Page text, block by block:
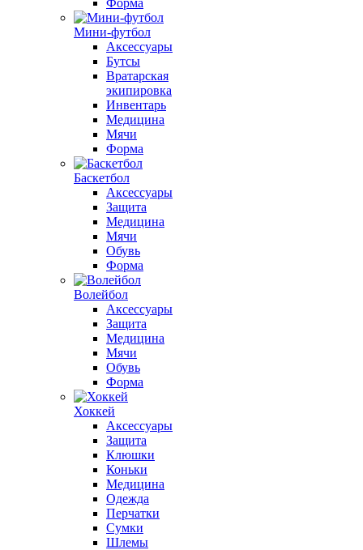
Форма
Мини-футбол
Аксессуары
Бутсы
Вратарская
экипировка
Инвентарь
Медицина
Мячи
Форма
Баскетбол
Аксессуары
Защита
Медицина
Мячи
Обувь
Форма
Волейбол
Аксессуары
Защита
Медицина
Мячи
Обувь
Форма
Хоккей
Аксессуары
Защита
Клюшки
Коньки
Медицина
Одежда
Перчатки
Сумки
Шлемы